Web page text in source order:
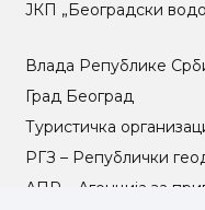
ЈКП „Београдски
Влада Републике
Град Београд
Туристичка
РГЗ – Републички
АПР – Агенција за